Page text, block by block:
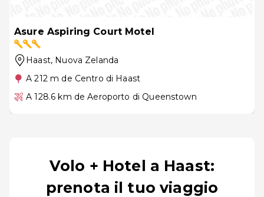
Asure Aspiring Court Motel
Haast, Nuova Zelanda
A 212 m de Centro di Haast
A 128.6 km de Aeroporto di Queenstown
Volo + Hotel a Haast:
prenota il tuo viaggio